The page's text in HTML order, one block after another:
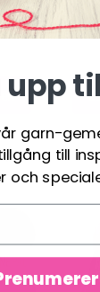
garn-
till
och